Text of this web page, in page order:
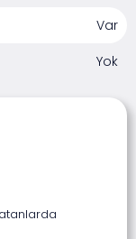
Var
Yok